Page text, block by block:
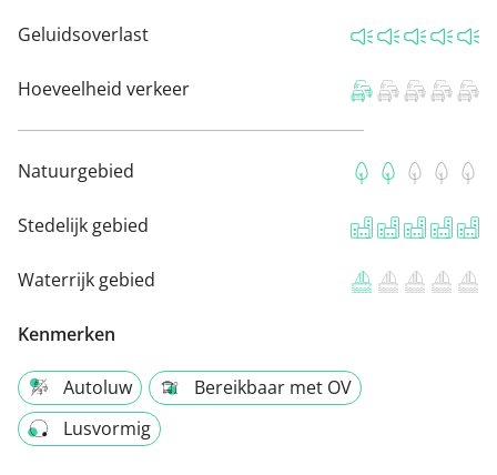
Geluidsoverlast
Hoeveelheid verkeer
Natuurgebied
Stedelijk gebied
Waterrijk gebied
Kenmerken
Autoluw
Bereikbaar met OV
Lusvormig